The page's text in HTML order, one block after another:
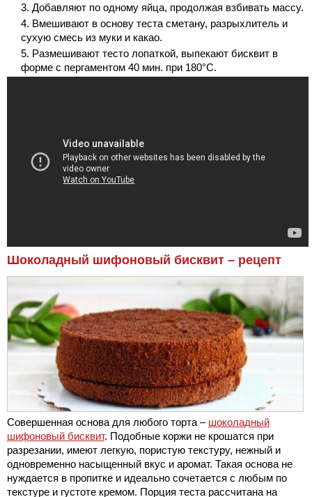
Добавляют по одному яйца, продолжая взбивать массу.
Вмешивают в основу теста сметану, разрыхлитель и
сухую смесь из муки и какао.
Размешивают тесто лопаткой, выпекают бисквит в
форме с пергаментом 40 мин. при 180°С.
Шоколадный шифоновый бисквит – рецепт
Совершенная основа для любого торта – шоколадный
шифоновый бисквит. Подобные коржи не крошатся при
разрезании, имеют легкую, пористую текстуру, нежный и
одновременно насыщенный вкус и аромат. Такая основа не
нуждается в пропитке и идеально сочетается с любым по
текстуре и густоте кремом. Порция теста рассчитана на